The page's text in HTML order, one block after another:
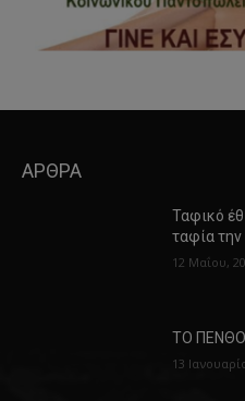
ΑΡΘΡΑ
Ταφικό
ταφία
12 Μαΐου,
ΤΟ
13